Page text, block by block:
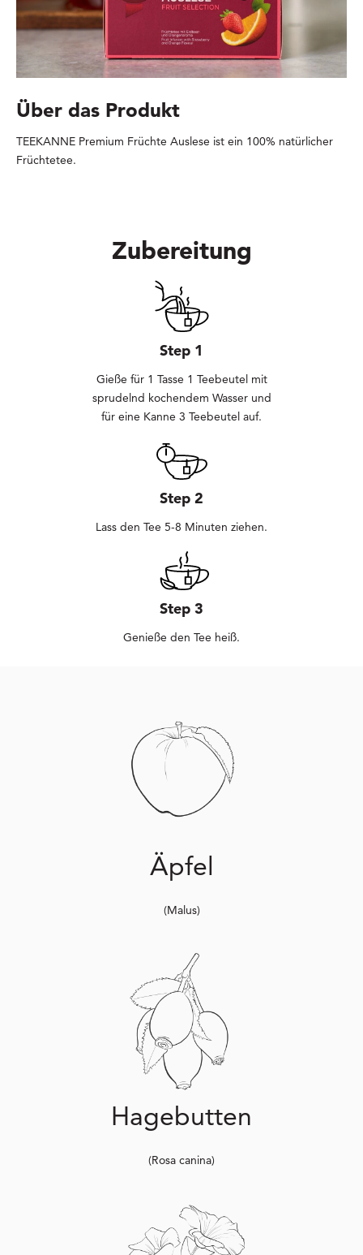
Über das Produkt
TEEKANNE Premium Früchte Auslese ist ein 100% natürlicher
Früchtetee.
Zubereitung
Step 1
Gieße für 1 Tasse 1 Teebeutel mit
sprudelnd kochendem Wasser und
für eine Kanne 3 Teebeutel auf.
Step 2
Lass den Tee 5-8 Minuten ziehen.
Step 3
Genieße den Tee heiß.
Äpfel
(Malus)
Hagebutten
(Rosa canina)